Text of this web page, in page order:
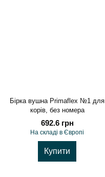
Бірка вушна Primaflex №1 для
корів, без номера
692.6 грн
На складі в Європі
Купити